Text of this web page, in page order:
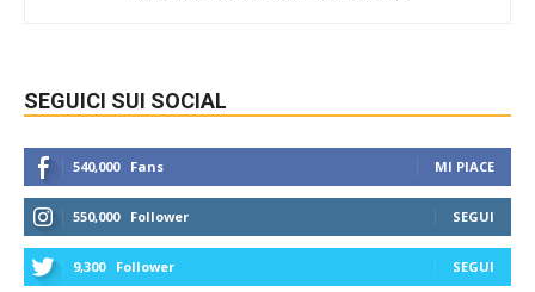
SEGUICI SUI SOCIAL
540,000 Fans MI PIACE
550,000 Follower SEGUI
9,300 Follower SEGUI